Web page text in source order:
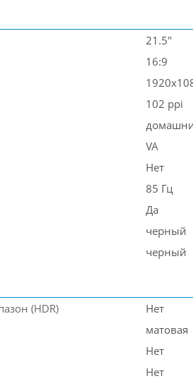
21.5"
16:9
102 ppi
VA
Нет
85 Гц
Да
черный
черный
(HDR)
Нет
матовая
Нет
Нет